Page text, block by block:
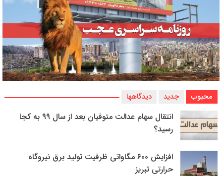
محبوب جدید دیدگاهها
انتقال سهام عدالت متوفیان بعد از سال ۹۹ به کجا
رسید؟
افزایش ۶۰۰ مگاواتی ظرفیت تولید برق نیروگاه
حرارتی تبریز